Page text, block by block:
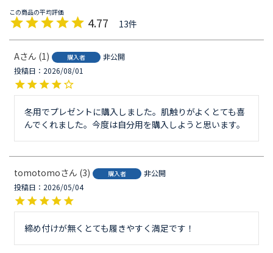
4.77 13
A 1 購入者
非公開
投稿日
2026/08/01
冬用でプレゼントに購入しました。肌触りがよくとても喜
んでくれました。今度は自分用を購入しようと思います。
tomotomo 3 購入者
非公開
投稿日
2026/05/04
締め付けが無くとても履きやすく満足です！